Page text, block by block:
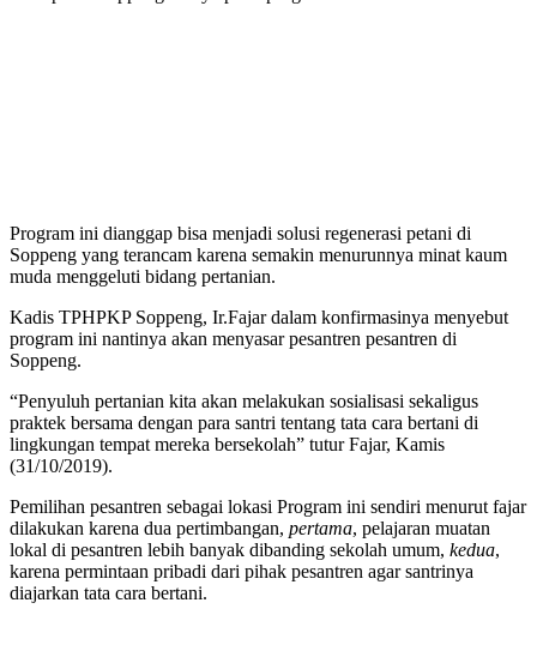
Program ini dianggap bisa menjadi solusi regenerasi petani di
Soppeng yang terancam karena semakin menurunnya minat kaum
muda menggeluti bidang pertanian.
Kadis TPHPKP Soppeng, Ir.Fajar dalam konfirmasinya menyebut
program ini nantinya akan menyasar pesantren pesantren di
Soppeng.
“Penyuluh pertanian kita akan melakukan sosialisasi sekaligus
praktek bersama dengan para santri tentang tata cara bertani di
lingkungan tempat mereka bersekolah” tutur Fajar, Kamis
(31/10/2019).
Pemilihan pesantren sebagai lokasi Program ini sendiri menurut fajar
dilakukan karena dua pertimbangan, pertama, pelajaran muatan
lokal di pesantren lebih banyak dibanding sekolah umum, kedua,
karena permintaan pribadi dari pihak pesantren agar santrinya
diajarkan tata cara bertani.